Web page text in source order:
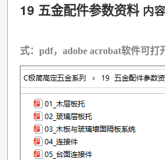
19 五金配件参数资料 内
式：pdf，adobe acrobat软件可打